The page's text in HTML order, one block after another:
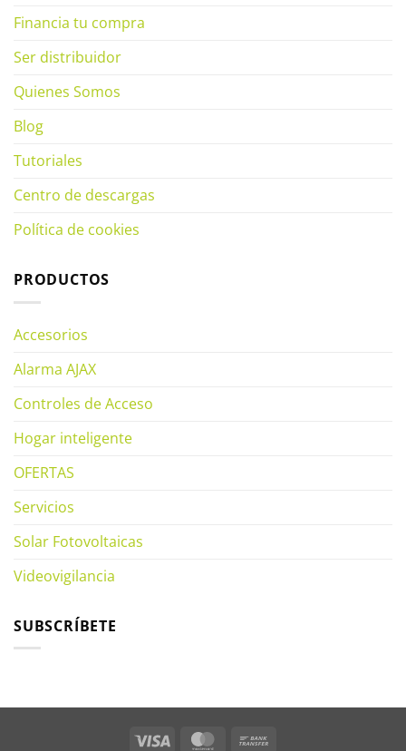
Financia tu compra
Ser distribuidor
Quienes Somos
Blog
Tutoriales
Centro de descargas
Política de cookies
PRODUCTOS
Accesorios
Alarma AJAX
Controles de Acceso
Hogar inteligente
OFERTAS
Servicios
Solar Fotovoltaicas
Videovigilancia
SUBSCRÍBETE
Visa MasterCard